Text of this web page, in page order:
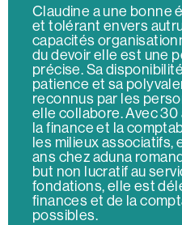
Claudine a une bonne
et tolérant envers
capacités
du devoir elle est une
précise. Sa
patience et sa
reconnus par les
elle collabore. Avec 30
la finance et la
les milieux associatifs,
ans chez aduna
but non lucratif au
fondations, elle est
finances et de la
possibles.